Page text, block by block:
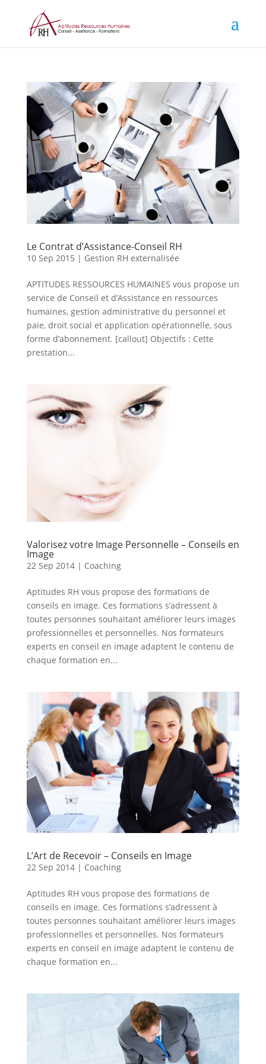
Le Contrat d’Assistance-Conseil RH
10 Sep 2015 | Gestion RH externalisée
APTITUDES RESSOURCES HUMAINES vous propose un
service de Conseil et d’Assistance en ressources
humaines, gestion administrative du personnel et
paie, droit social et application opérationnelle, sous
forme d’abonnement. [callout] Objectifs : Cette
prestation...
Valorisez votre Image Personnelle – Conseils en
Image
22 Sep 2014| Coaching
Aptitudes RH vous propose des formations de
conseils en image. Ces formations s’adressent à
toutes personnes souhaitant améliorer leurs images
professionnelles et personnelles. Nos formateurs
experts en conseil en image adaptent le contenu de
chaque formation en...
L’Art de Recevoir – Conseils en Image
22 Sep 2014| Coaching
Aptitudes RH vous propose des formations de
conseils en image. Ces formations s’adressent à
toutes personnes souhaitant améliorer leurs images
professionnelles et personnelles. Nos formateurs
experts en conseil en image adaptent le contenu de
chaque formation en...